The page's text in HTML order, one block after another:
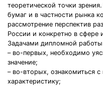
теоретической точки
бумаг и в частности рынка
рассмотрение перспектив
России и конкретно в сфере
Задачами дипломной работы
– во-первых, необходимо
значение;
– во-вторых, ознакомиться
характеристику;